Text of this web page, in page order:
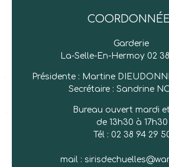
Garderie
La-Selle-En-Hermoy 02
Présidente : Martine
Secrétaire : Sandrine
Bureau ouvert mardi
de 13h30 à 17h30
Tél : 02 38 94 29
mail :